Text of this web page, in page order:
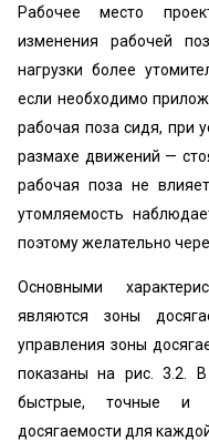
Рабочее место
изменения рабочей
нагрузки более
если необходимо
рабочая поза сидя, при
размахе движений —
рабочая поза не
утомляемость
поэтому желательно
Основными
являются зоны
управления зоны
показаны на рис. 3.2.
быстрые, точные и
досягаемости для